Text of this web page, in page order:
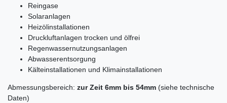
Reingase
Solaranlagen
Heizölinstallationen
Druckluftanlagen trocken und ölfrei
Regenwassernutzungsanlagen
Abwasserentsorgung
Kälteinstallationen und Klimainstallationen
Abmessungsbereich: zur Zeit 6mm bis 54mm (siehe technische
Daten)